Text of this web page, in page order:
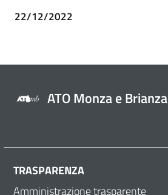
22/12/2022
ATO Monza e Brianza
TRASPARENZA
Amministrazione trasparente